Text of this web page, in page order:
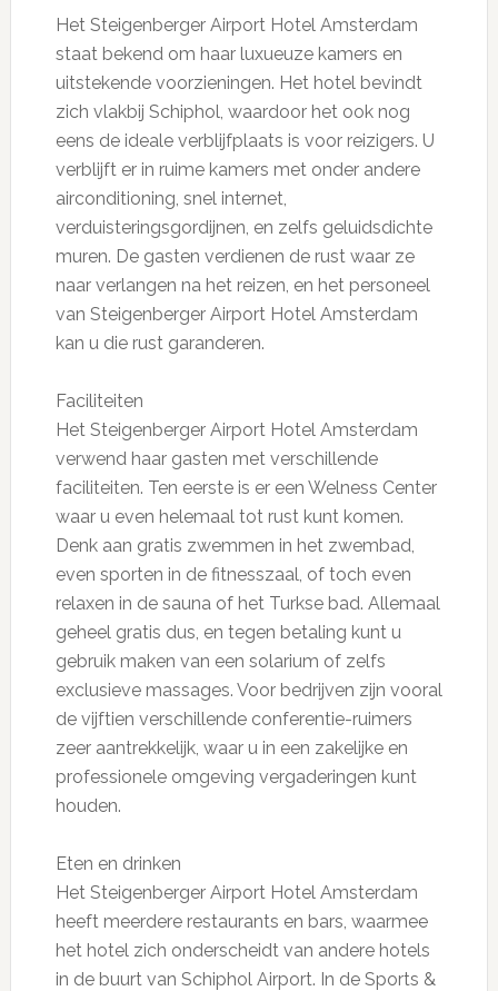
Het Steigenberger Airport Hotel Amsterdam
staat bekend om haar luxueuze kamers en
uitstekende voorzieningen. Het hotel bevindt
zich vlakbij Schiphol, waardoor het ook nog
eens de ideale verblijfplaats is voor reizigers. U
verblijft er in ruime kamers met onder andere
airconditioning, snel internet,
verduisteringsgordijnen, en zelfs geluidsdichte
muren. De gasten verdienen de rust waar ze
naar verlangen na het reizen, en het personeel
van Steigenberger Airport Hotel Amsterdam
kan u die rust garanderen.
Faciliteiten
Het Steigenberger Airport Hotel Amsterdam
verwend haar gasten met verschillende
faciliteiten. Ten eerste is er een Welness Center
waar u even helemaal tot rust kunt komen.
Denk aan gratis zwemmen in het zwembad,
even sporten in de fitnesszaal, of toch even
relaxen in de sauna of het Turkse bad. Allemaal
geheel gratis dus, en tegen betaling kunt u
gebruik maken van een solarium of zelfs
exclusieve massages. Voor bedrijven zijn vooral
de vijftien verschillende conferentie-ruimers
zeer aantrekkelijk, waar u in een zakelijke en
professionele omgeving vergaderingen kunt
houden.
Eten en drinken
Het Steigenberger Airport Hotel Amsterdam
heeft meerdere restaurants en bars, waarmee
het hotel zich onderscheidt van andere hotels
in de buurt van Schiphol Airport. In de Sports &